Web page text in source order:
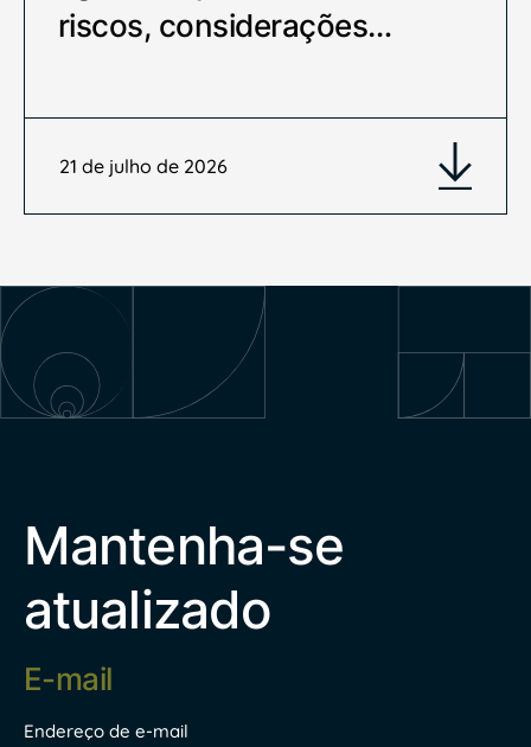
riscos, considerações…
21 de julho de 2026
Mantenha-se
atualizado
Endereço
de
mail*
Endereço de e-mail